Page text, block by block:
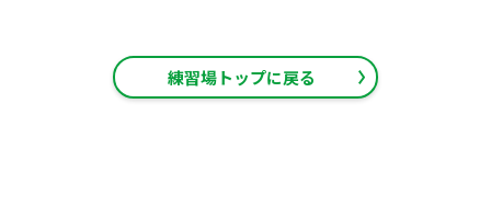
練習場トップに戻る